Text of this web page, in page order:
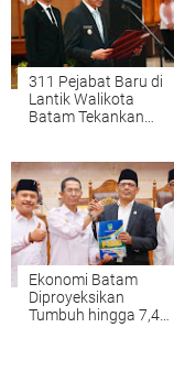
311 Pejabat Baru di
Lantik Walikota
Batam Tekankan
Ekonomi Batam
Diproyeksikan
Tumbuh hingga 7,4